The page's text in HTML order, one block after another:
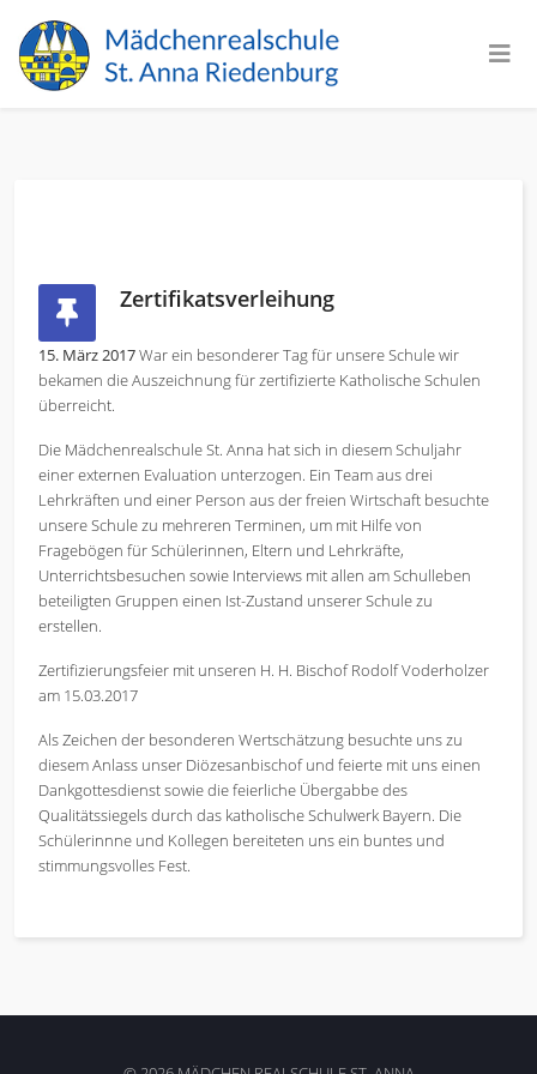
Zertifikatsverleihung
15. März 2017War ein besonderer Tag für unsere Schule wir
bekamen die Auszeichnung für zertifizierte Katholische Schulen
überreicht.
Die Mädchenrealschule St. Anna hat sich in diesem Schuljahr
einer externen Evaluation unterzogen. Ein Team aus drei
Lehrkräften und einer Person aus der freien Wirtschaft besuchte
unsere Schule zu mehreren Terminen, um mit Hilfe von
Fragebögen für Schülerinnen, Eltern und Lehrkräfte,
Unterrichtsbesuchen sowie Interviews mit allen am Schulleben
beteiligten Gruppen einen Ist-Zustand unserer Schule zu
erstellen.
Zertifizierungsfeier mit unseren H. H. Bischof Rodolf Voderholzer
am 15.03.2017
Als Zeichen der besonderen Wertschätzung besuchte uns zu
diesem Anlass unser Diözesanbischof und feierte mit uns einen
Dankgottesdienst sowie die feierliche Übergabbe des
Qualitätssiegels durch das katholische Schulwerk Bayern. Die
Schülerinnne und Kollegen bereiteten uns ein buntes und
stimmungsvolles Fest.